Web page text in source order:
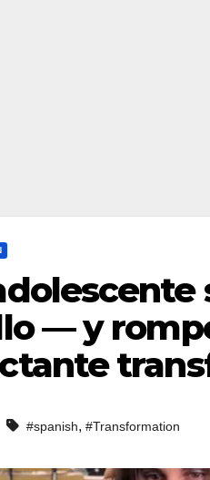
— y
#spanish, #Transformation